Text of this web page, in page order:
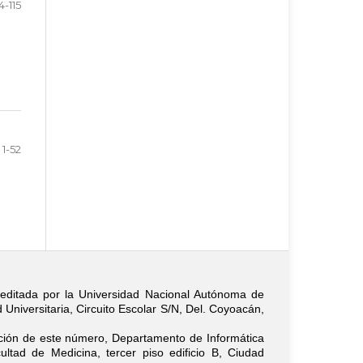
115
1-52
por la Universidad Nacional Autónoma de
Circuito Escolar S/N, Del. Coyoacán,
de este número, Departamento de Informática
de Medicina, tercer piso edificio B, Ciudad